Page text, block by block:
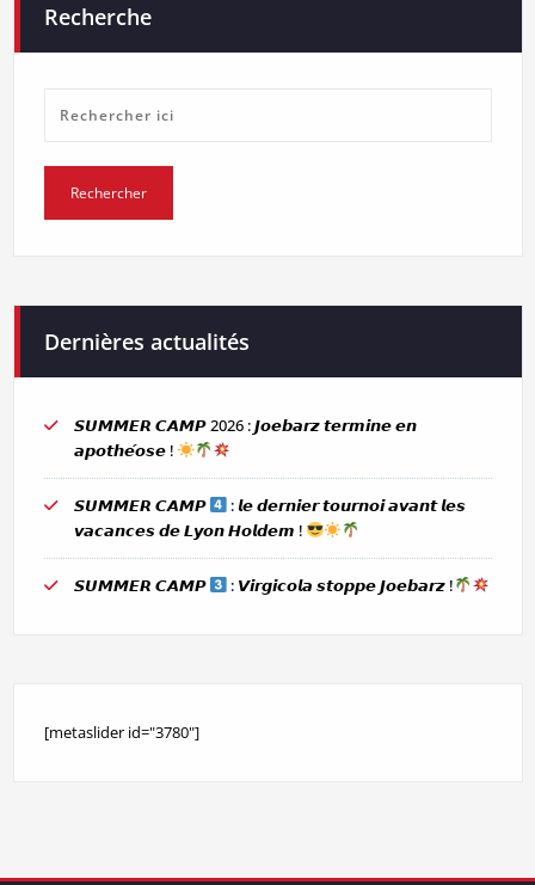
Recherche
Dernières actualités
𝙎𝙐𝙈𝙈𝙀𝙍 𝘾𝘼𝙈𝙋 2026 : 𝙅𝙤𝙚𝙗𝙖𝙧𝙯 𝙩𝙚𝙧𝙢𝙞𝙣𝙚 𝙚𝙣
𝙖𝙥𝙤𝙩𝙝𝙚́𝙤𝙨𝙚 !
𝙎𝙐𝙈𝙈𝙀𝙍 𝘾𝘼𝙈𝙋
: 𝙡𝙚 𝙙𝙚𝙧𝙣𝙞𝙚𝙧 𝙩𝙤𝙪𝙧𝙣𝙤𝙞 𝙖𝙫𝙖𝙣𝙩 𝙡𝙚𝙨
𝙫𝙖𝙘𝙖𝙣𝙘𝙚𝙨 𝙙𝙚 𝙇𝙮𝙤𝙣 𝙃𝙤𝙡𝙙𝙚𝙢 !
𝙎𝙐𝙈𝙈𝙀𝙍 𝘾𝘼𝙈𝙋 : 𝙑𝙞𝙧𝙜𝙞𝙘𝙤𝙡𝙖 𝙨𝙩𝙤𝙥𝙥𝙚 𝙅𝙤𝙚𝙗𝙖𝙧𝙯 !
[metaslider id="3780"]